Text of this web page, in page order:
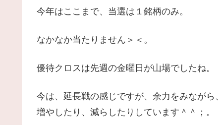
今年はここまで、当選は１銘柄のみ。
なかなか当たりません＞＜。
優待クロスは先週の金曜日が山場でしたね。
今は、延長戦の感じですが、余力をみながら
増やしたり、減らしたりしています＾＾；。